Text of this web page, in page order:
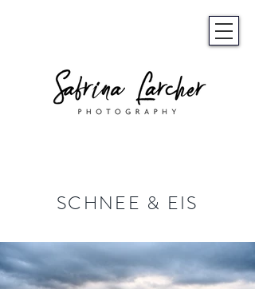
SCHNEE & EIS